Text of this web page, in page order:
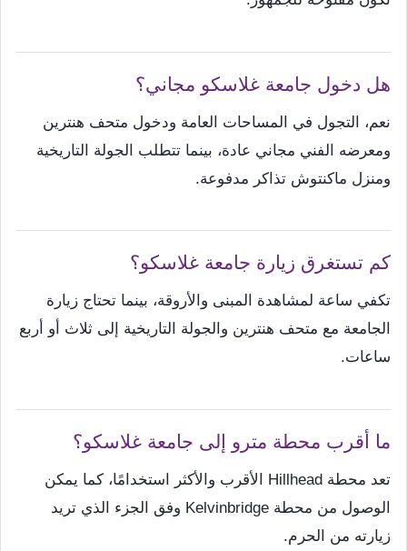
هل دخول جامعة غلاسكو مجاني؟
نعم، التجول في المساحات العامة ودخول متحف هنترين
ومعرضه الفني مجاني عادة، بينما تتطلب الجولة التاريخية
ومنزل ماكنتوش تذاكر مدفوعة.
كم تستغرق زيارة جامعة غلاسكو؟
تكفي ساعة لمشاهدة المبنى والأروقة، بينما تحتاج زيارة
الجامعة مع متحف هنترين والجولة التاريخية إلى ثلاث أو أربع
ساعات.
ما أقرب محطة مترو إلى جامعة غلاسكو؟
تعد محطة Hillhead الأقرب والأكثر استخدامًا، كما يمكن
الوصول من محطة Kelvinbridge وفق الجزء الذي تريد
زيارته من الحرم.